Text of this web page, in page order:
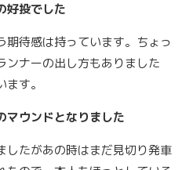
投でした
期待感は持っています。ちょっ
ンナーの出し方もありました
ます。
ウンドとなりました
したがあの時はまだ見切り発車